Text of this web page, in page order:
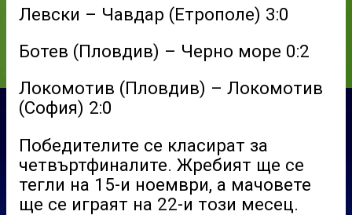
Левски – Чавдар (Етрополе) 3:0
Ботев (Пловдив) – Черно море 0:2
Локомотив (Пловдив) – Локомотив
(София) 2:0
Победителите се класират за
четвъртфиналите. Жребият ще се
тегли на 15-и ноември, а мачовете
ще се играят на 22-и този месец.